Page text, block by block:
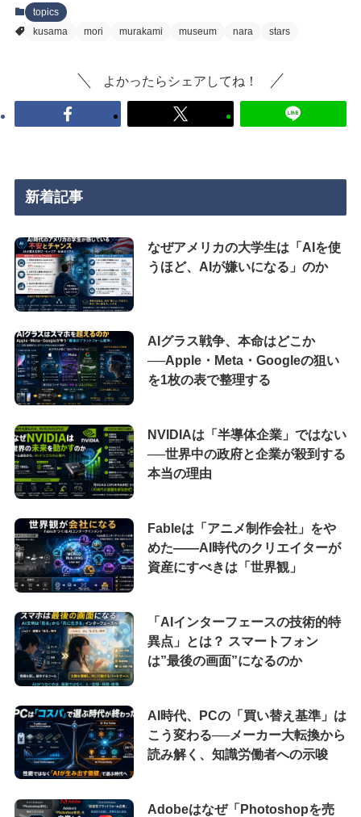
topics
kusama
mori murakami museum nara stars
よかったらシェアしてね！
新着記事
なぜアメリカの大学生は「AIを使
うほど、AIが嫌いになる」のか
AIグラス戦争、本命はどこか
──Apple・Meta・Googleの狙い
を1枚の表で整理する
NVIDIAは「半導体企業」ではない
──世界中の政府と企業が殺到する
本当の理由
Fableは「アニメ制作会社」をや
めた――AI時代のクリエイターが
資産にすべきは「世界観」
「AIインターフェースの技術的特
異点」とは？ スマートフォン
は”最後の画面”になるのか
AI時代、PCの「買い替え基準」は
こう変わる──メーカー大転換から
読み解く、知識労働者への示唆
Adobeはなぜ「Photoshopを売